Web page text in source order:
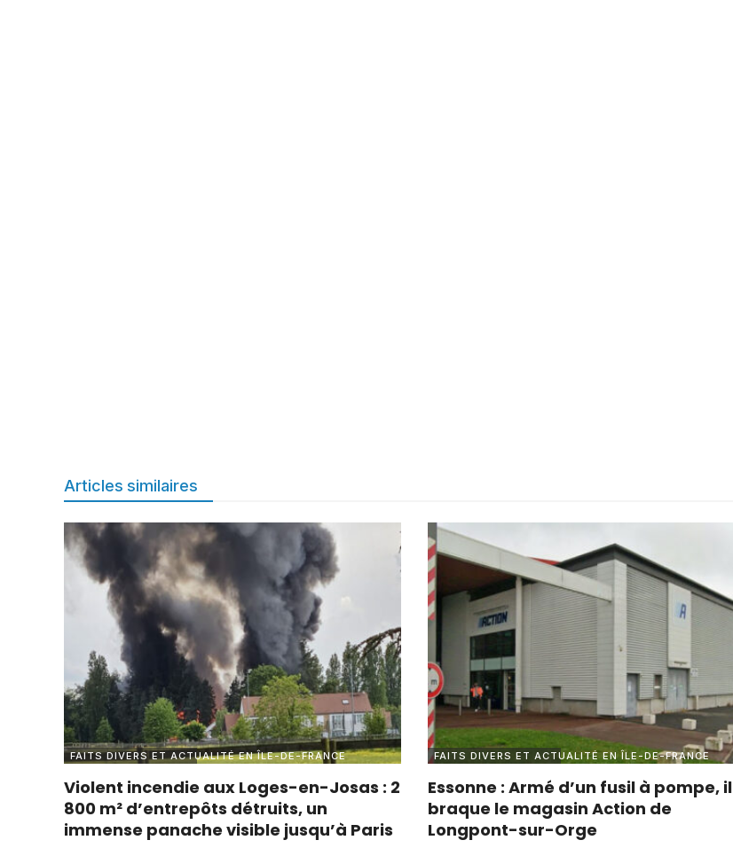
Articles similaires
FAITS DIVERS ET ACTUALITÉ EN ÎLE-DE-FRANCE
Violent incendie aux Loges-en-Josas : 2
800 m² d’entrepôts détruits, un
immense panache visible jusqu’à Paris
FAITS DIVERS ET ACTUALITÉ EN ÎLE-DE-FRANCE
Essonne : Armé d’un fusil à pompe, il
braque le magasin Action de
Longpont-sur-Orge